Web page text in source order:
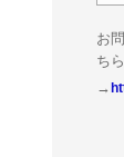
お
ち
→